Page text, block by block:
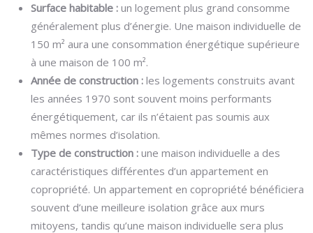
Surface habitable : un logement plus grand consomme
généralement plus d’énergie. Une maison individuelle de
150 m² aura une consommation énergétique supérieure
à une maison de 100 m².
Année de construction : les logements construits avant
les années 1970 sont souvent moins performants
énergétiquement, car ils n’étaient pas soumis aux
mêmes normes d’isolation.
Type de construction : une maison individuelle a des
caractéristiques différentes d’un appartement en
copropriété. Un appartement en copropriété bénéficiera
souvent d’une meilleure isolation grâce aux murs
mitoyens, tandis qu’une maison individuelle sera plus